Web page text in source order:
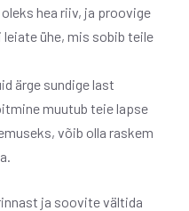
hea riiv, ja proovige
ühe, mis sobib teile
ärge sundige last
muutub teie lapse
võib olla raskem
ja soovite vältida